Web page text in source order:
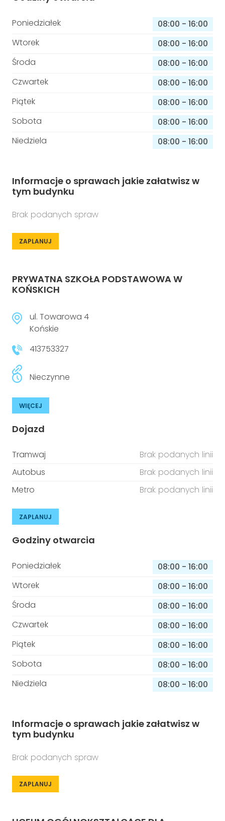
Poniedziałek 08:00 - 16:00
Wtorek
08:00 - 16:00
Środa
08:00 - 16:00
Czwartek
08:00 - 16:00
Piątek
08:00 - 16:00
Sobota
08:00 - 16:00
Niedziela
08:00 - 16:00
Informacje o sprawach jakie załatwisz w
tym budynku
Brak podanych spraw
ZAPLANUJ
PRYWATNA SZKOŁA PODSTAWOWA W
KOŃSKICH
ul. Towarowa 4
Końskie
413753327
Nieczynne
WIĘCEJ
Dojazd
Tramwaj
Brak podanych linii
Autobus
Brak podanych linii
Metro
Brak podanych linii
ZAPLANUJ
Godziny otwarcia
Poniedziałek 08:00 - 16:00
Wtorek
08:00 - 16:00
Środa
08:00 - 16:00
Czwartek
08:00 - 16:00
Piątek
08:00 - 16:00
Sobota
08:00 - 16:00
Niedziela
08:00 - 16:00
Informacje o sprawach jakie załatwisz w
tym budynku
Brak podanych spraw
ZAPLANUJ